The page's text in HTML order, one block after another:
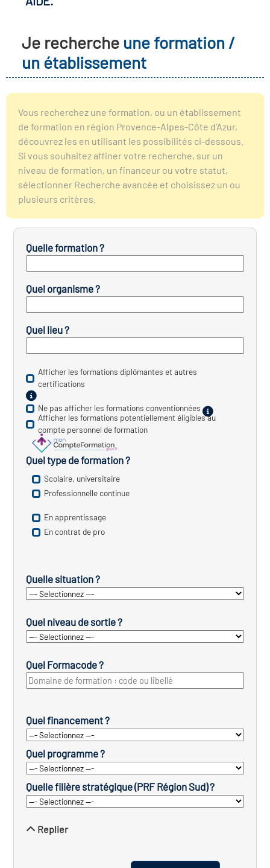
les métiers
clés métiers et
lieu d'information ou
des métiers en
des transitions
Solidaire (ESS)
du secteur sanitaire
de l'Industrie
emploi-formation
des secteurs(en
Je recherche une formation /
un établissement
Vous recherchez une formation, ou un établissement
de formation en région Provence-Alpes-Côte d’Azur,
découvrez les en utilisant les possibilités ci-dessous.
Si vous souhaitez affiner votre recherche, sur un
niveau de formation, un financeur ou votre statut,
sélectionner Recherche avancée et choisissez un ou
plusieurs critères.
Quelle formation ?
Quel organisme ?
Quel lieu ?
Afficher les formations diplômantes et autres
certifications
Ne pas afficher les formations conventionnées
Afficher les formations potentiellement éligibles au
compte personnel de formation
Quel type de formation ?
Scolaire, universitaire
Professionnelle continue
En apprentissage
En contrat de pro
Quelle situation ?
Quel niveau de sortie ?
Quel Formacode ?
Quel financement ?
Quel programme ?
Quelle filière stratégique (PRF Région Sud) ?
Replier